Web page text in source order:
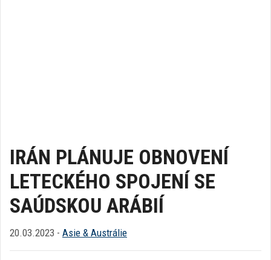
IRÁN PLÁNUJE OBNOVENÍ
LETECKÉHO SPOJENÍ SE
SAÚDSKOU ARÁBIÍ
20.03.2023 - Asie & Austrálie